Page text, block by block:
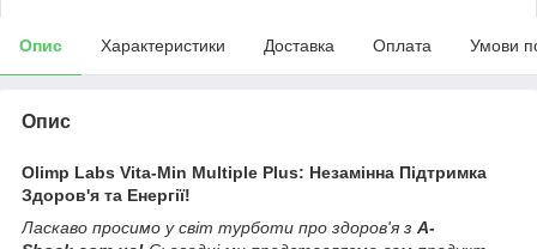
Опис Характеристики Доставка Оплата Умови
Опис
Olimp Labs Vita-Min Multiple Plus: Незамінна Підтримка
Здоров'я та Енергії!
Ласкаво просимо у світ турботи про здоров'я з A-